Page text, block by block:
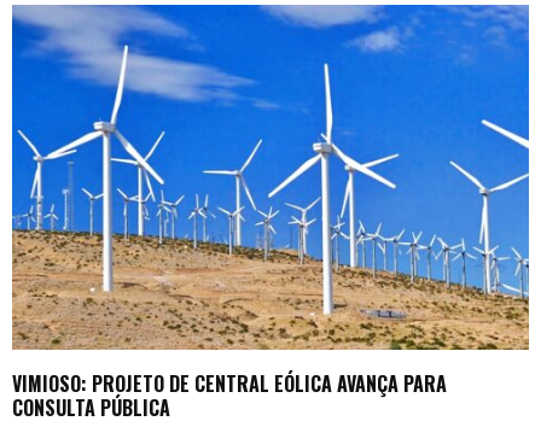
VIMIOSO: PROJETO DE CENTRAL EÓLICA AVANÇA PARA
CONSULTA PÚBLICA